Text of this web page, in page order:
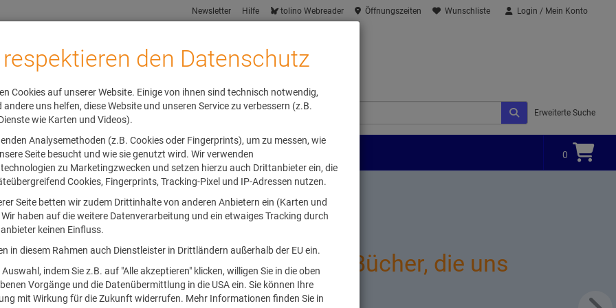
den Datenschutz
Cookies auf unserer Website. Einige von ihnen sind technisch notwendig,
andere uns helfen, diese Website und unseren Service zu verbessern (z.B.
wie Karten und Videos).
Analysemethoden (z.B. Cookies oder Fingerprints), um zu messen, wie
Seite besucht und wie sie genutzt wird. Wir verwenden
zu Marketingzwecken und setzen hierzu auch Drittanbieter ein, die
Cookies, Fingerprints, Tracking-Pixel und IP-Adressen nutzen.
Seite betten wir zudem Drittinhalte von anderen Anbietern ein (Karten und
haben auf die weitere Datenverarbeitung und ein etwaiges Tracking durch
keinen Einfluss.
in diesem Rahmen auch Dienstleister in Drittländern außerhalb der EU ein.
indem Sie z.B. auf "Alle akzeptieren" klicken, willigen Sie in die oben
Vorgänge und die Datenübermittlung in die USA ein. Sie können Ihre
mit Wirkung für die Zukunft widerrufen. Mehr Informationen finden Sie in
Newsletter Hilfe tolino Webreader Öffnungszeiten Wunschliste Login / Mein Konto
Erweiterte Suche
Lesesommer Internationale Bücher Hörbücher 0
Entdecken Sie Bücher, die uns
begeistern!